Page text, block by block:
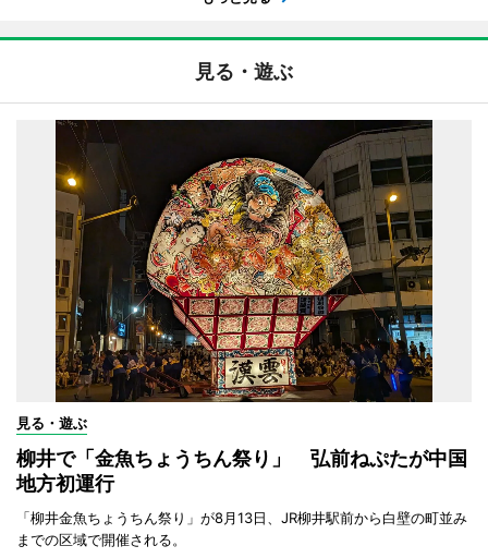
見る・遊ぶ
見る・遊ぶ
柳井で「金魚ちょうちん祭り」 弘前ねぷたが中国
地方初運行
「柳井金魚ちょうちん祭り」が8月13日、JR柳井駅前から白壁の町並み
までの区域で開催される。